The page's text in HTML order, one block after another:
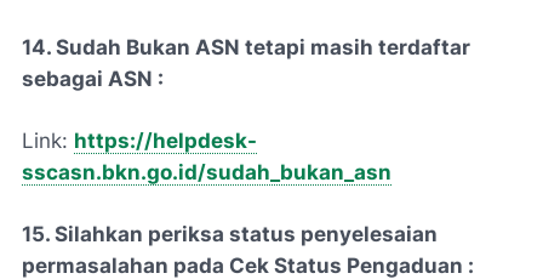
14. Sudah Bukan ASN tetapi masih terdaftar
sebagai ASN :
Link: https://helpdesk-
sscasn.bkn.go.id/sudah_bukan_asn
15. Silahkan periksa status penyelesaian
permasalahan pada Cek Status Pengaduan :